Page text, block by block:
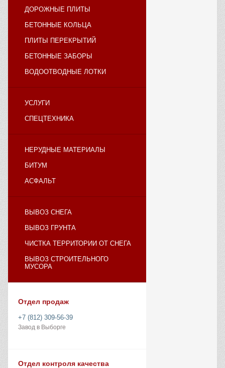
ДОРОЖНЫЕ ПЛИТЫ
БЕТОННЫЕ КОЛЬЦА
ПЛИТЫ ПЕРЕКРЫТИЙ
БЕТОННЫЕ ЗАБОРЫ
ВОДООТВОДНЫЕ ЛОТКИ
УСЛУГИ
СПЕЦТЕХНИКА
НЕРУДНЫЕ МАТЕРИАЛЫ
БИТУМ
АСФАЛЬТ
ВЫВОЗ СНЕГА
ВЫВОЗ ГРУНТА
ЧИСТКА ТЕРРИТОРИИ ОТ СНЕГА
ВЫВОЗ СТРОИТЕЛЬНОГО
МУСОРА
Отдел продаж
+7 (812) 309-56-39
Завод в Выборге
Отдел контроля качества